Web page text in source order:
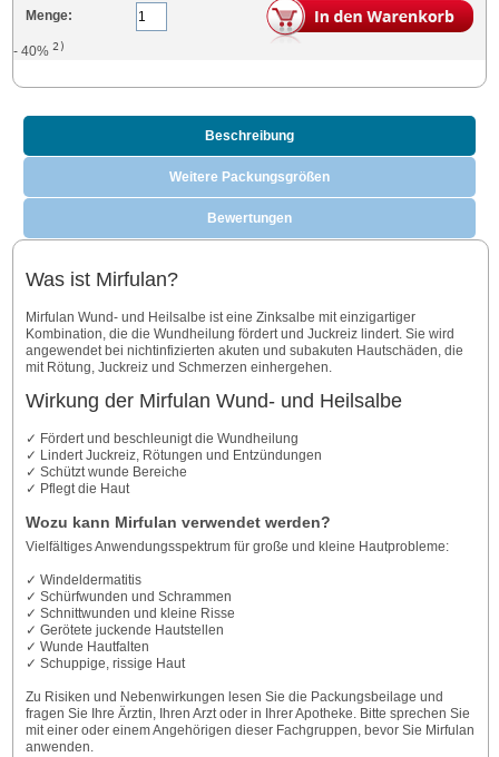
Menge:
- 40%2)
Beschreibung
Weitere Packungsgrößen
Bewertungen
Was ist Mirfulan?
Mirfulan Wund- und Heilsalbe ist eine Zinksalbe mit einzigartiger
Kombination, die die Wundheilung fördert und Juckreiz lindert. Sie wird
angewendet bei nichtinfizierten akuten und subakuten Hautschäden, die
mit Rötung, Juckreiz und Schmerzen einhergehen.
Wirkung der Mirfulan Wund- und Heilsalbe
✓ Fördert und beschleunigt die Wundheilung
✓ Lindert Juckreiz, Rötungen und Entzündungen
✓ Schützt wunde Bereiche
✓ Pflegt die Haut
Wozu kann Mirfulan verwendet werden?
Vielfältiges Anwendungsspektrum für große und kleine Hautprobleme:
✓ Windeldermatitis
✓ Schürfwunden und Schrammen
✓ Schnittwunden und kleine Risse
✓ Gerötete juckende Hautstellen
✓ Wunde Hautfalten
✓ Schuppige, rissige Haut
Zu Risiken und Nebenwirkungen lesen Sie die Packungsbeilage und
fragen Sie Ihre Ärztin, Ihren Arzt oder in Ihrer Apotheke. Bitte sprechen Sie
mit einer oder einem Angehörigen dieser Fachgruppen, bevor Sie Mirfulan
anwenden.